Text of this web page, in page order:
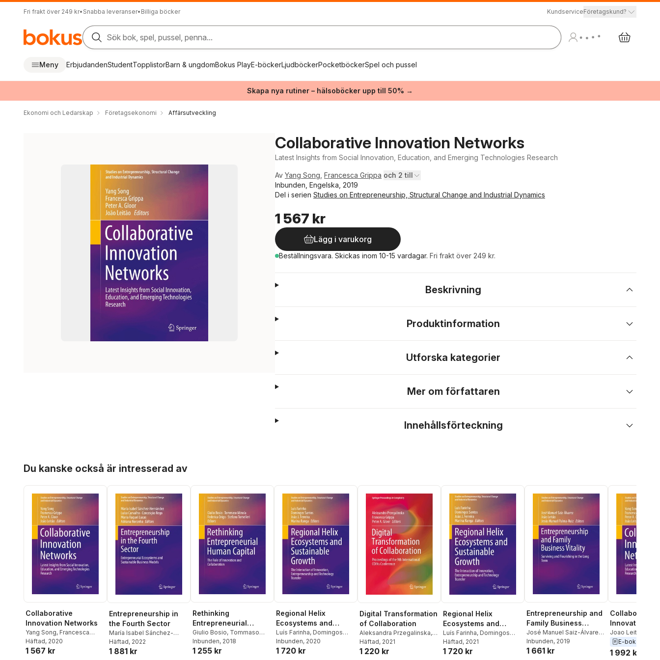
Fri frakt över 249 kr• Snabba leveranser• Billiga böcker KundserviceFöretagskund?
Sök bok, spel, pussel, penna...
Meny ErbjudandenStudentTopplistorBarn & ungdomBokus PlayE-böckerLjudböckerPocketböckerSpel och pussel
Skapa nya rutiner – hälsoböcker upp till 50% →
Ekonomi och Ledarskap Företagsekonomi Affärsutveckling
Collaborative Innovation Networks
Latest Insights from Social Innovation, Education, and Emerging Technologies Research
Av Yang Song Francesca Grippa och 2 till
Inbunden, Engelska, 2019
Del i serien Studies on Entrepreneurship, Structural Change and Industrial Dynamics
1 567 kr
Lägg i varukorg
Beställningsvara. Skickas inom 10-15 vardagar. Fri frakt över 249 kr.
Beskrivning
Produktinformation
Utforska kategorier
Mer om författaren
Innehållsförteckning
Du kanske också är intresserad av
Collaborative
Innovation Networks
Yang Song, Francesca
Grippa, Peter A. Gloor
Leitão
Häftad, 2020
1 567 kr
Entrepreneurship in
the Fourth Sector
María Isabel Sánchez-
Hernández,Luísa Carvalho
Conceição Rego
Häftad, 2022
1 881 kr
Rethinking
Entrepreneurial
Human Capital
Giulio Bosio, Tommaso
Minola,Federica Origo
Stefano Tomelleri
Inbunden, 2018
1 255 kr
Regional Helix
Ecosystems and
Sustainable Growth
Luís Farinha, Domingos
Santos,João J. Ferreira
Marina Ranga
Inbunden, 2020
1 720 kr
Digital Transformation
of Collaboration
Aleksandra Przegalinska,
Francesca Grippa
Gloor
Häftad, 2021
1 220 kr
Regional Helix
Ecosystems and
Sustainable Growth
Luís Farinha, Domingos
Santos, João J. Ferreira
Marina Ranga
Häftad, 2021
1 720 kr
Entrepreneurship and
Family Business
Vitality
José Manuel Saiz-Álvarez ,
João Leitão,Jesús Manuel
Palma-Ruiz
Inbunden, 2019
1 661 kr
Collaborative
Innovation
Joao Leitao
Francesca Grippa
Song
E-bok
1 992 kr